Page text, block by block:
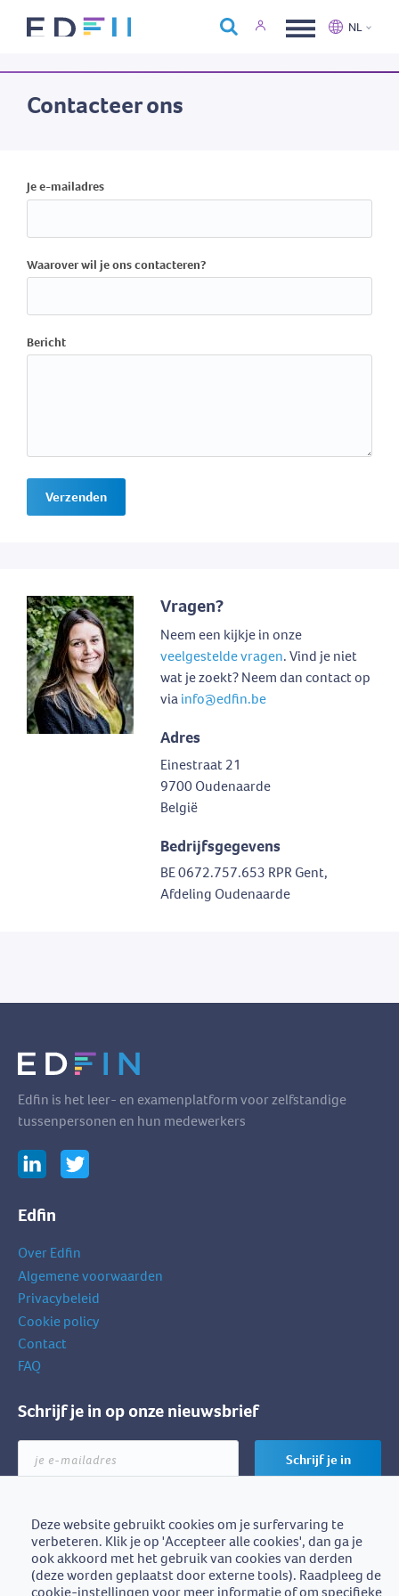
Over Edfin
NL
Contacteer ons
Je e-mailadres
Waarover wil je ons contacteren?
Bericht
Verzenden
Vragen?
Neem een kijkje in onze
veelgestelde vragen. Vind je niet
wat je zoekt? Neem dan contact op
viainfo@edfin.be
Adres
Einestraat 21
9700 Oudenaarde
België
Bedrijfsgegevens
BE 0672.757.653 RPR Gent,
Afdeling Oudenaarde
Edfin is het leer- en examenplatform voor zelfstandige
tussenpersonen en hun medewerkers
Edfin
Over Edfin
Algemene voorwaarden
Privacybeleid
Cookie policy
Contact
FAQ
Schrijf je in op onze nieuwsbrief
mailadres
Schrijf je in
Edfin is een initiatief van
BZB-Fedafin
Deze website gebruikt cookies om je surfervaring te
verbeteren. Klik je op 'Accepteer alle cookies', dan ga je
ook akkoord met het gebruik van cookies van derden
(deze worden geplaatst door externe tools). Raadpleeg de
cookie-instellingen voor meer informatie of om specifieke